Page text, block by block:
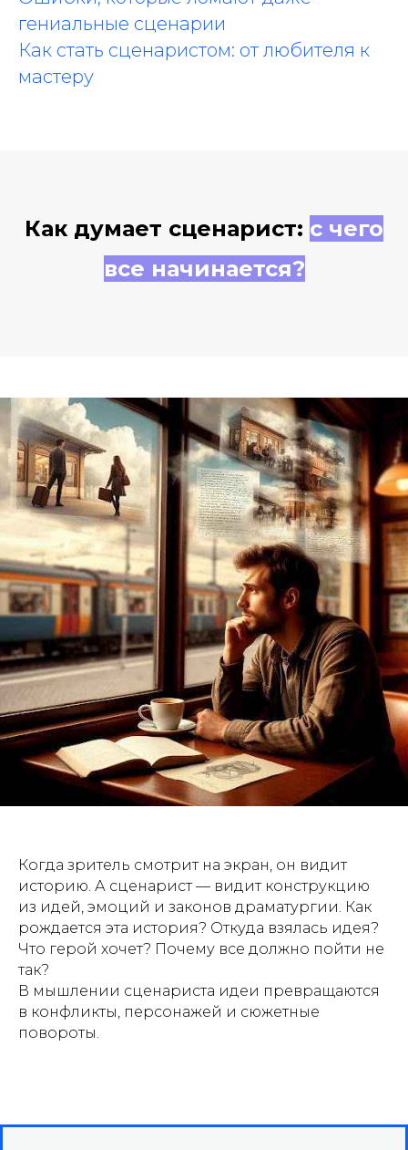
гениальные сценарии
Как стать сценаристом: от любителя к
мастеру
Как думает сценарист: с чего
все начинается?
Когда зритель смотрит на экран, он видит
историю. А сценарист — видит конструкцию
из идей, эмоций и законов драматургии. Как
рождается эта история? Откуда взялась идея?
Что герой хочет? Почему все должно пойти не
так?
В мышлении сценариста идеи превращаются
в конфликты, персонажей и сюжетные
повороты.